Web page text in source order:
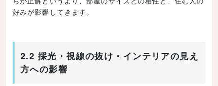
好みが影響してきます。
2.2 採光・視線の抜け・インテリアの見え
方への影響